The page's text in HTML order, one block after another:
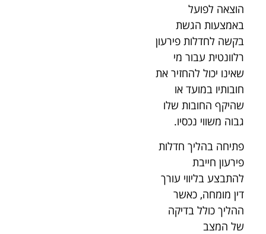
הוצאה לפועל
באמצעות הגשת
בקשה לחדלות פירעון
רלוונטית עבור מי
שאינו יכול להחזיר את
חובותיו במועד או
שהיקף החובות שלו
גבוה משווי נכסיו.
פתיחה בהליך חדלות
פירעון חייבת
להתבצע בליווי עורך
דין מומחה, כאשר
ההליך כולל בדיקה
של המצב